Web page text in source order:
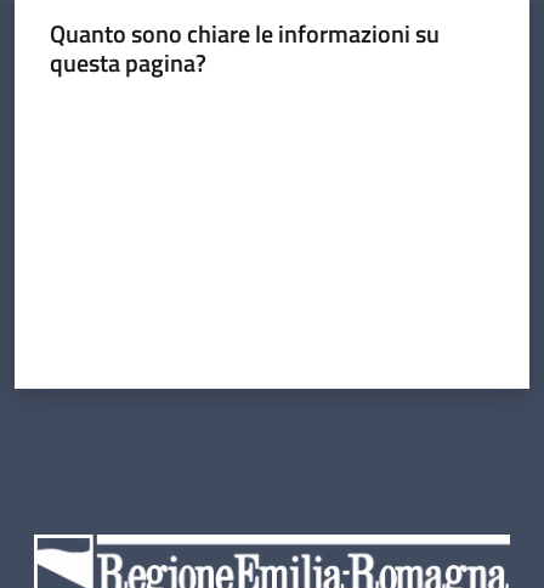
Quanto sono chiare le informazioni su
questa pagina?